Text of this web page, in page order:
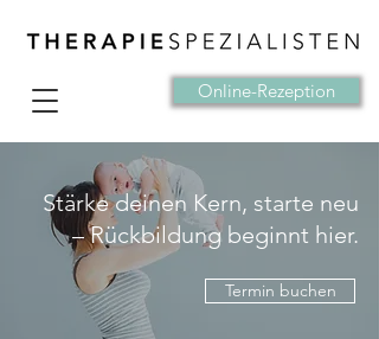
Online-Rezeption
Stärke deinen Kern, starte neu
– Rückbildung beginnt hier.
Termin buchen